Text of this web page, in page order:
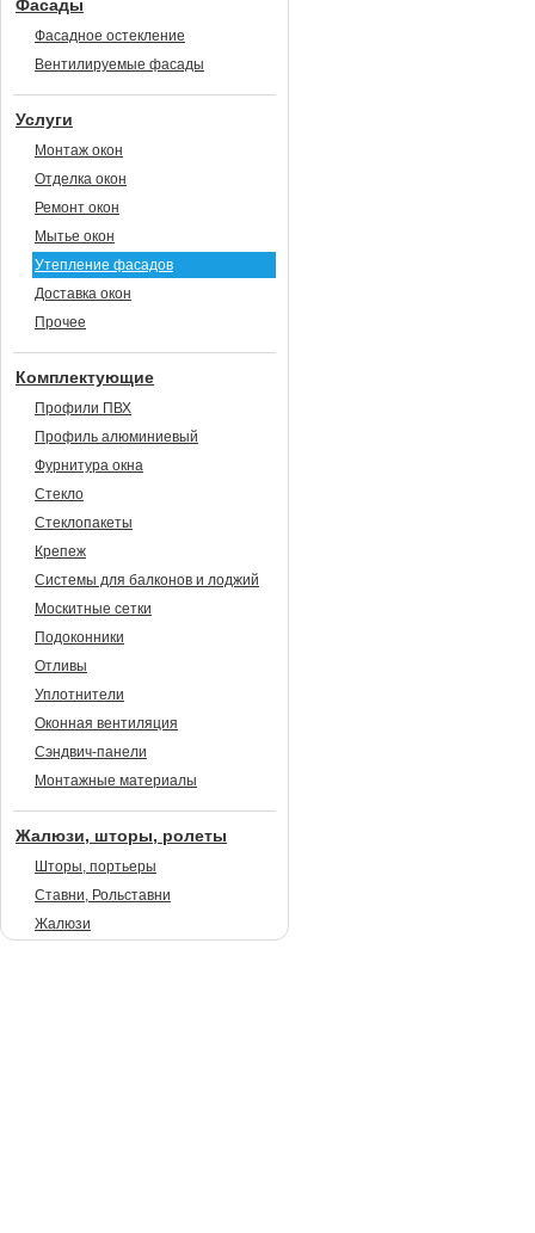
Фасады
Фасадное остекление
Вентилируемые фасады
Услуги
Монтаж окон
Отделка окон
Ремонт окон
Мытье окон
Утепление фасадов
Доставка окон
Прочее
Комплектующие
Профили ПВХ
Профиль алюминиевый
Фурнитура окна
Стекло
Стеклопакеты
Крепеж
Системы для балконов и лоджий
Москитные сетки
Подоконники
Отливы
Уплотнители
Оконная вентиляция
Сэндвич-панели
Монтажные материалы
Жалюзи, шторы, ролеты
Шторы, портьеры
Ставни, Рольставни
Жалюзи